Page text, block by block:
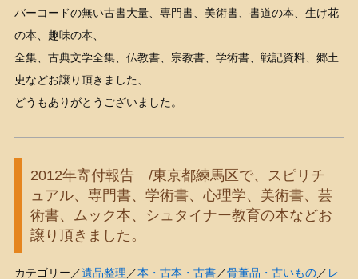
バーコードの無い古書大量、専門書、美術書、書道の本、生け花
の本、趣味の本、
全集、古典文学全集、仏教書、宗教書、学術書、戦記資料、郷土
史などお譲り頂きました、
どうもありがとうございました。
2012年寄付報告 /東京都練馬区で、スピリチ
ュアル、専門書、学術書、心理学、美術書、芸
術書、ムック本、シュタイナー教育の本などお
譲り頂きました。
カテゴリー／遺品整理／本・古本・古書／骨董品・古いもの／ レ